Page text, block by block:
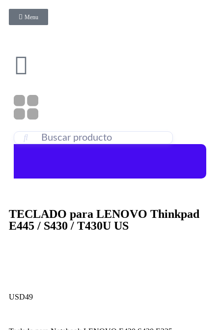
Menu
TECLADO para LENOVO Thinkpad
E445 / S430 / T430U US
USD49